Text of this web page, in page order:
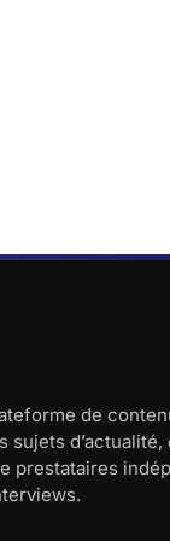
de
sujets
prestataires